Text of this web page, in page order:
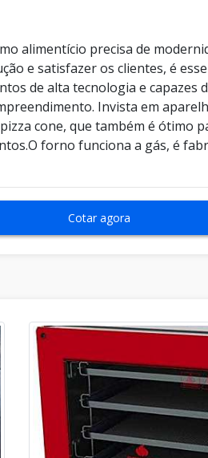
alimentício precisa de
e satisfazer os clientes, é
de alta tecnologia e capazes
Invista em
cone, que também é ótimo
forno funciona a gás, é
Cotar agora